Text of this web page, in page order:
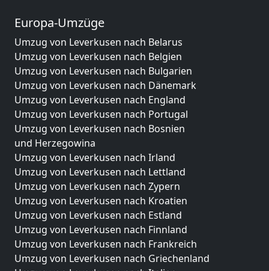
Europa-Umzüge
Umzug von Leverkusen nach Belarus
Umzug von Leverkusen nach Belgien
Umzug von Leverkusen nach Bulgarien
Umzug von Leverkusen nach Dänemark
Umzug von Leverkusen nach England
Umzug von Leverkusen nach Portugal
Umzug von Leverkusen nach Bosnien
und Herzegowina
Umzug von Leverkusen nach Irland
Umzug von Leverkusen nach Lettland
Umzug von Leverkusen nach Zypern
Umzug von Leverkusen nach Kroatien
Umzug von Leverkusen nach Estland
Umzug von Leverkusen nach Finnland
Umzug von Leverkusen nach Frankreich
Umzug von Leverkusen nach Griechenland